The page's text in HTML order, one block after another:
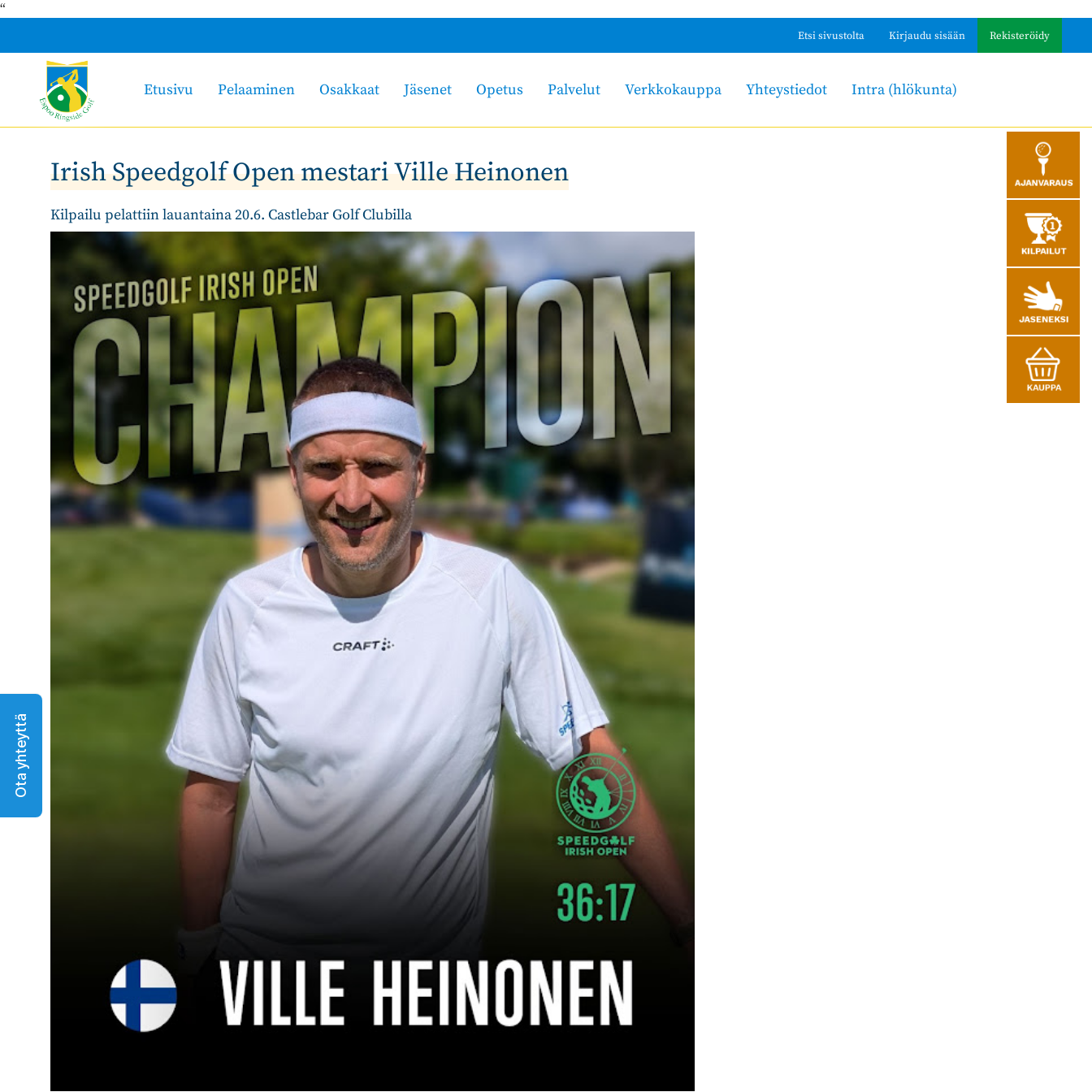
Ota yhteyttä
“
Etsi sivustolta Kirjaudu sisään Rekisteröidy
Etusivu Pelaaminen Osakkaat Jäsenet Opetus Palvelut Verkkokauppa Yhteystiedot Intra (hlökunta)
Irish Speedgolf Open mestari Ville Heinonen
Kilpailu pelattiin lauantaina 20.6. Castlebar Golf Clubilla